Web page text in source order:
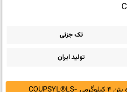
تک جزئی
تولید ایران